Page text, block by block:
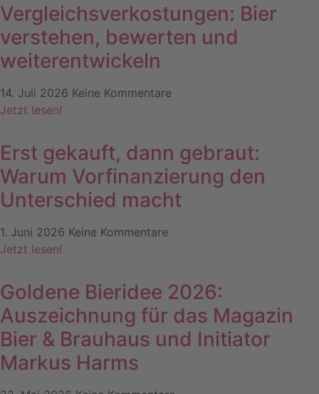
Vergleichsverkostungen: Bier
verstehen, bewerten und
weiterentwickeln
14. Juli 2026 Keine Kommentare
Jetzt lesen!
Erst gekauft, dann gebraut:
Warum Vorfinanzierung den
Unterschied macht
1. Juni 2026 Keine Kommentare
Jetzt lesen!
Goldene Bieridee 2026:
Auszeichnung für das Magazin
Bier & Brauhaus und Initiator
Markus Harms